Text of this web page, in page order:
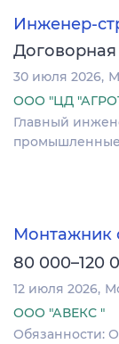
Инженер-
Договорная
30 июля 2026
ООО "ЦД
Главный
промышленные
Монтажник
80 000–120
12 июля 2026
ООО "АВЕКС "
Обязанности: